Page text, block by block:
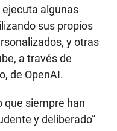
ejecuta algunas
sus propios
y otras
a través de
de OpenAI.
que siempre han
y deliberado”